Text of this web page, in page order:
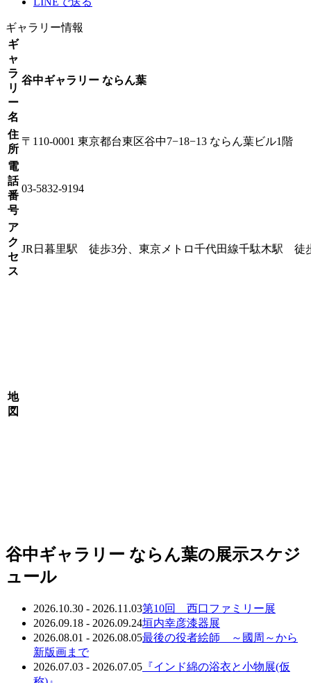
ギャラリー情報
ギ
ャ
ラ
リ
ー
名
谷中ギャラリー ならん葉
住
所
〒110-0001 東京都台東区谷中7−18−13 ならん葉ビル1階
電
話
番
号
03-5832-9194
ア
ク
セ
ス
JR日暮里駅 徒歩3分、東京メトロ千代田線千駄木駅 徒
地
図
谷中ギャラリー ならん葉の展示スケジ
ュール
2026.10.30 - 2026.11.03第10回 西口ファミリー展
2026.09.18 - 2026.09.24垣内幸彦漆器展
2026.08.01 - 2026.08.05最後の役者絵師 ～國周～から
新版画まで
2026.07.03 - 2026.07.05 『インド綿の浴衣と小物展(仮